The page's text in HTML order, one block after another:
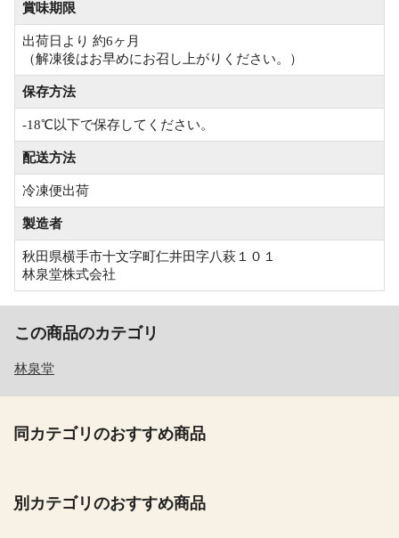
賞味期限
出荷日より 約6ヶ月
（解凍後はお早めにお召し上がりください。）
保存方法
-18℃以下で保存してください。
配送方法
冷凍便出荷
製造者
秋田県横手市十文字町仁井田字八萩１０１
林泉堂株式会社
この商品のカテゴリ
林泉堂
同カテゴリのおすすめ商品
別カテゴリのおすすめ商品